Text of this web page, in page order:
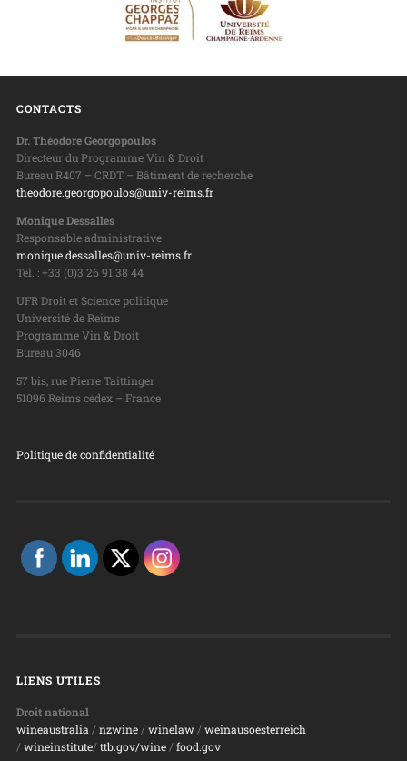
CONTACTS
Dr. Théodore Georgopoulos
Directeur du Programme Vin & Droit
Bureau R407 – CRDT – Bâtiment de recherche
theodore.georgopoulos@univ-reims.fr
Monique Dessalles
Responsable administrative
monique.dessalles@univ-reims.fr
Tel. : +33 (0)3 26 91 38 44
UFR Droit et Science politique
Université de Reims
Programme Vin & Droit
Bureau 3046
57 bis, rue Pierre Taittinger
51096 Reims cedex – France
Politique de confidentialité
LIENS UTILES
Droit national
wineaustralia/ nzwine/ winelaw/ weinausoesterreich
/ wineinstitute/ ttb.gov/wine/ food.gov